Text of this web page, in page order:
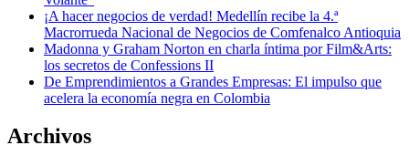
¡A hacer negocios de verdad! Medellín recibe la 4.ª
Macrorrueda Nacional de Negocios de Comfenalco Antioquia
Madonna y Graham Norton en charla íntima por Film&Arts:
los secretos de Confessions II
De Emprendimientos a Grandes Empresas: El impulso que
acelera la economía negra en Colombia
Archivos